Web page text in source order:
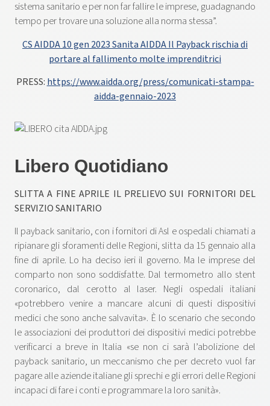
sistema sanitario e per non far fallire le imprese, guadagnando
tempo per trovare una soluzione alla norma stessa”.
CS AIDDA 10 gen 2023 Sanita AIDDA Il Payback rischia di
portare al fallimento molte imprenditrici
PRESS: https://www.aidda.org/press/comunicati-stampa-
aidda-gennaio-2023
Libero Quotidiano
SLITTA A FINE APRILE IL PRELIEVO SUI FORNITORI DEL
SERVIZIO SANITARIO
Il payback sanitario, con i fornitori di Asl e ospedali chiamati a
ripianare gli sforamenti delle Regioni, slitta da 15 gennaio alla
fine di aprile. Lo ha deciso ieri il governo. Ma le imprese del
comparto non sono soddisfatte. Dal termometro allo stent
coronarico, dal cerotto al laser. Negli ospedali italiani
«potrebbero venire a mancare alcuni di questi dispositivi
medici che sono anche salvavita». È lo scenario che secondo
le associazioni dei produttori dei dispositivi medici potrebbe
verificarci a breve in Italia «se non ci sarà l’abolizione del
payback sanitario, un meccanismo che per decreto vuol far
pagare alle aziende italiane gli sprechi e gli errori delle Regioni
incapaci di fare i conti e programmare la loro sanità».